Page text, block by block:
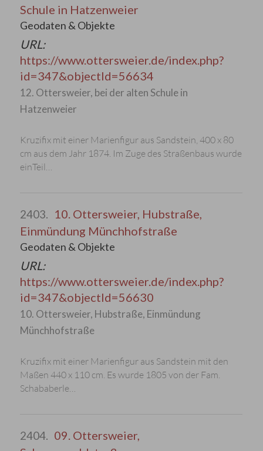
Schule in Hatzenweier
Geodaten & Objekte
URL:
https://www.ottersweier.de/index.php?
id=347&objectId=56634
12. Ottersweier, bei der alten Schule in
Hatzenweier
Kruzifix mit einer Marienfigur aus Sandstein, 400 x 80
cm aus dem Jahr 1874. Im Zuge des Straßenbaus wurde
einTeil…
2403. 10. Ottersweier, Hubstraße,
Einmündung Münchhofstraße
Geodaten & Objekte
URL:
https://www.ottersweier.de/index.php?
id=347&objectId=56630
10. Ottersweier, Hubstraße, Einmündung
Münchhofstraße
Kruzifix mit einer Marienfigur aus Sandstein mit den
Maßen 440 x 110 cm. Es wurde 1805 von der Fam.
Schababerle…
2404. 09. Ottersweier,